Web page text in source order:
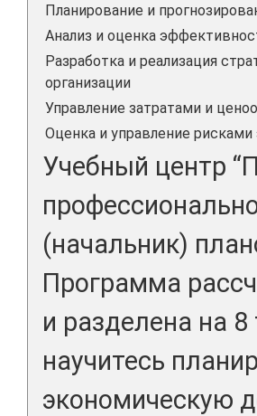
Планирование и
Анализ и оценка
Разработка и реализация
организации
Управление затратами и
Оценка и управление
Учебный центр
(начальник)
Программа
и разделена на
научитесь
экономическую